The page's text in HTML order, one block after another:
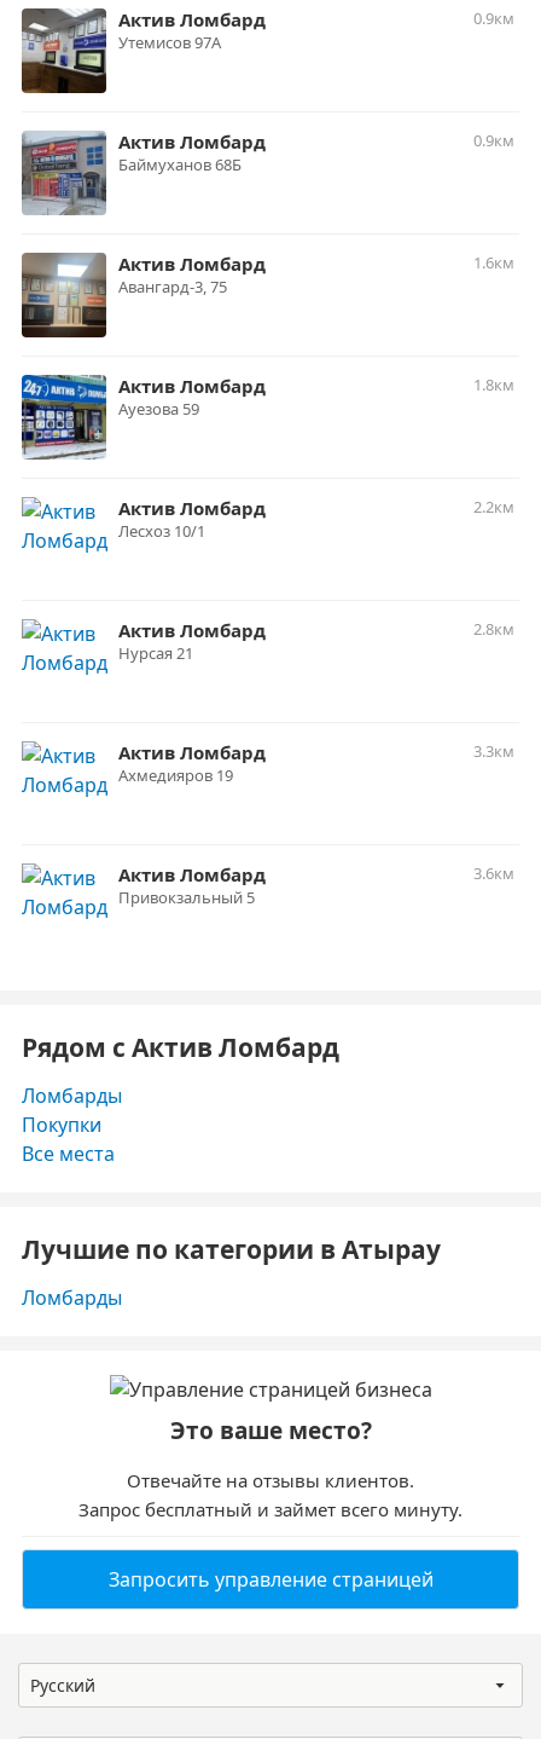
Актив Ломбард
0.9км
Утемисов 97А
Актив Ломбард
0.9км
Баймуханов 68Б
Актив Ломбард
1.6км
Авангард-3, 75
Актив Ломбард
1.8км
Ауезова 59
Актив Ломбард
2.2км
Лесхоз 10/1
Актив Ломбард
2.8км
Нурсая 21
Актив Ломбард
3.3км
Ахмедияров 19
Актив Ломбард
3.6км
Привокзальный 5
Рядом с Актив Ломбард
Ломбарды
Покупки
Все места
Лучшие по категории в Атырау
Ломбарды
Это ваше место?
Отвечайте на отзывы клиентов.
Запрос бесплатный и займет всего минуту.
Запросить управление страницей
Русский